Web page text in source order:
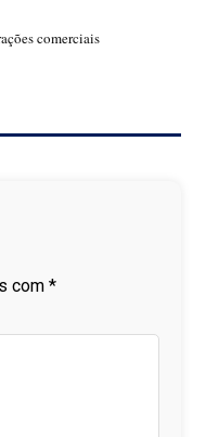
comerciais
com *